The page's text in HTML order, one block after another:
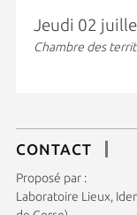
Jeudi 02
Chambre des
CONTACT
Proposé par :
Laboratoire Lieux,